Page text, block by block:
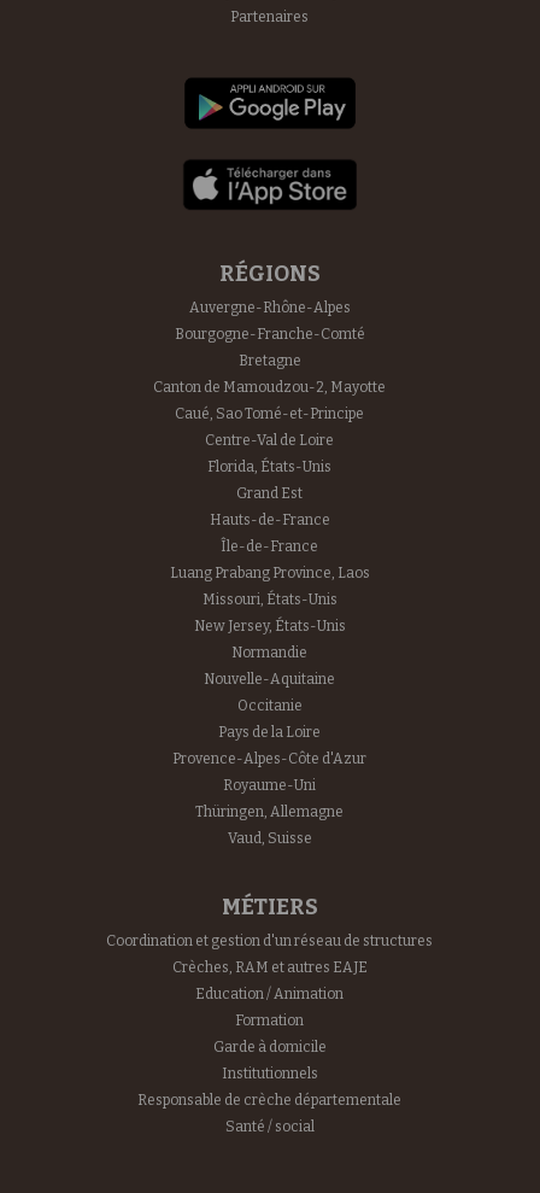
Partenaires
RÉGIONS
Auvergne-Rhône-Alpes
Bourgogne-Franche-Comté
Bretagne
Canton de Mamoudzou-2, Mayotte
Caué, Sao Tomé-et-Principe
Centre-Val de Loire
Florida, États-Unis
Grand Est
Hauts-de-France
Île-de-France
Luang Prabang Province, Laos
Missouri, États-Unis
New Jersey, États-Unis
Normandie
Nouvelle-Aquitaine
Occitanie
Pays de la Loire
Provence-Alpes-Côte d'Azur
Royaume-Uni
Thüringen, Allemagne
Vaud, Suisse
MÉTIERS
Coordination et gestion d'un réseau de structures
Crèches, RAM et autres EAJE
Education / Animation
Formation
Garde à domicile
Institutionnels
Responsable de crèche départementale
Santé / social